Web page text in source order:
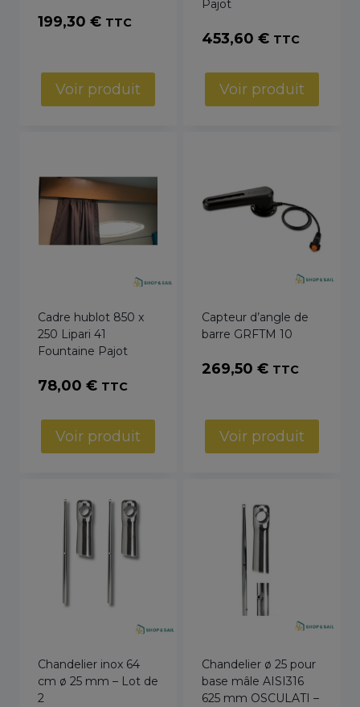
199,30 € TTC
Voir produit
Pajot
453,60 € TTC
Voir produit
Cadre hublot 850 x
250 Lipari 41
Fountaine Pajot
78,00 € TTC
Voir produit
Capteur d’angle de
barre GRFTM 10
269,50 € TTC
Voir produit
Chandelier inox 64
cm ø 25 mm – Lot de
2
Chandelier ø 25 pour
base mâle AISI316
625 mm OSCULATI –